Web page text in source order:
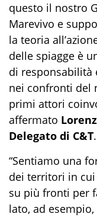
questo il nostro
Marevivo e
la teoria
delle spiagge è
di responsabilità
nei confronti del
primi attori
affermato
Delegato di C&T.
“Sentiamo una
dei territori in
su più fronti per
lato, ad